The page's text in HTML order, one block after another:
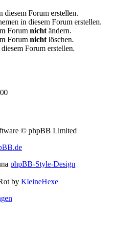
diesem Forum erstellen.
in diesem Forum erstellen.
Forum nicht ändern.
Forum nicht löschen.
Forum erstellen.
© phpBB Limited
phpBB-Style-Design
by KleineHexe